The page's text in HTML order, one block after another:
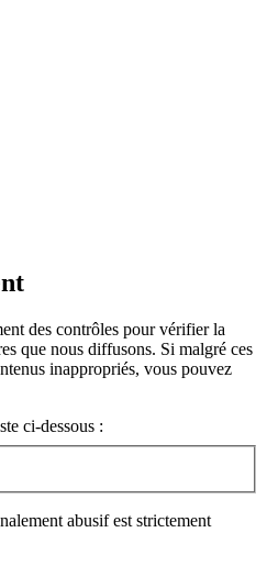
des contrôles pour vérifier la
que nous diffusons. Si malgré ces
inappropriés, vous pouvez
ci-dessous :
abusif est strictement